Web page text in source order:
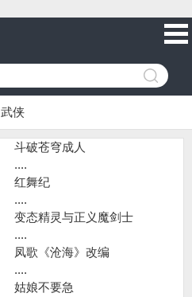
武侠
斗破苍穹成人
....
红舞纪
....
变态精灵与正义魔剑士
....
凤歌《沧海》改编
....
姑娘不要急